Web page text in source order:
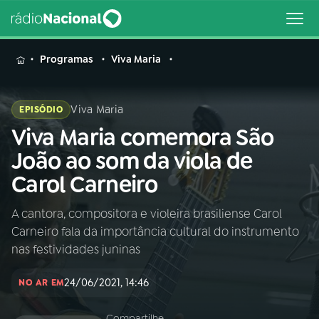
MENU
Buscar
na
Rádio
Nacional
Buscar
AO VIVO
Programas Viva Maria
EPISÓDIO Viva Maria
Viva Maria comemora São
João ao som da viola de
Carol Carneiro
A cantora, compositora e violeira brasiliense Carol
Carneiro fala da importância cultural do instrumento
nas festividades juninas
NO AR EM24/06/2021, 14:46